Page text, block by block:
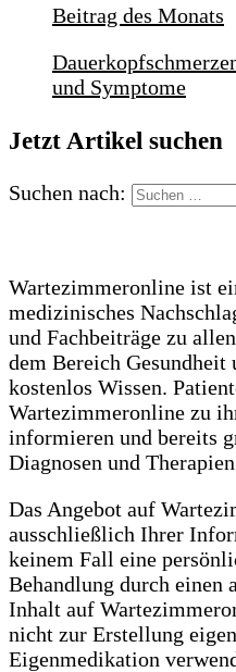
Beitrag des Monats
und Symptome
Jetzt Artikel suchen
Suchen nach:
Wartezimmeronline ist
medizinisches
und Fachbeiträge zu
dem Bereich
kostenlos Wissen.
Wartezimmeronline zu
informieren und bereits
Diagnosen und
Das Angebot auf
ausschließlich Ihrer
keinem Fall eine
Behandlung durch einen
Inhalt auf
nicht zur Erstellung
Eigenmedikation